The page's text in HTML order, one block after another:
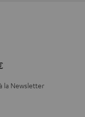
la Newsletter